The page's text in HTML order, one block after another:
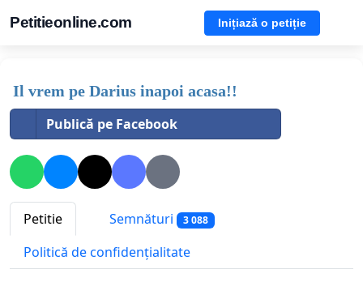
Petitieonline.com Inițiază o petiție
Il vrem pe Darius inapoi acasa!!
Publică pe Facebook
Petitie Semnături 3 088
Politică de confidențialitate